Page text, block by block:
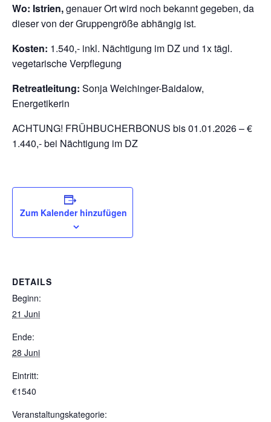
Wo: Istrien,genauer Ort wird noch bekannt gegeben, da
dieser von der Gruppengröße abhängig ist.
Kosten: 1.540,- inkl. Nächtigung im DZ und 1x tägl.
vegetarische Verpflegung
Retreatleitung: Sonja Weichinger-Baidalow,
Energetikerin
ACHTUNG! FRÜHBUCHERBONUS bis 01.01.2026 – €
1.440,- bei Nächtigung im DZ
Zum Kalender hinzufügen
DETAILS
Beginn:
21 Juni
Ende:
28 Juni
Eintritt:
€1540
Veranstaltungskategorie: